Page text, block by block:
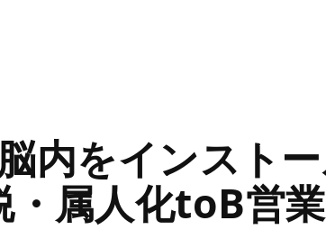
内をインスト
・属人化toB営